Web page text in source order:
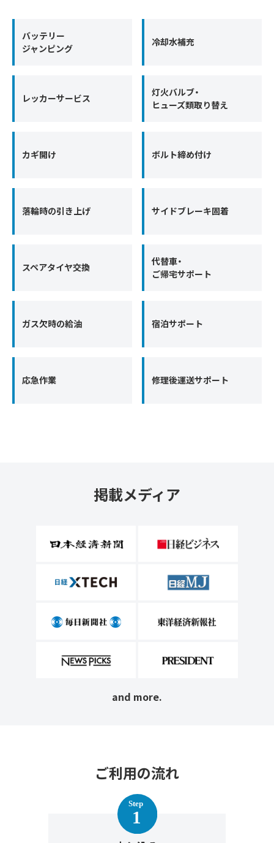
バッテリー
ジャンピング
冷却水補充
レッカーサービス
灯火バルブ・
ヒューズ類取り替え
カギ開け ボルト締め付け
落輪時の引き上げ サイドブレーキ固着
スペアタイヤ交換
代替車・
ご帰宅サポート
ガス欠時の給油 宿泊サポート
応急作業 修理後運送サポート
掲載メディア
and more.
ご利用の流れ